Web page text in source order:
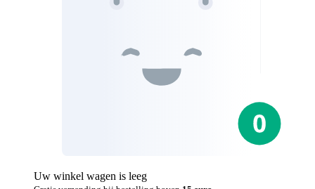
Uw winkel wagen is leeg